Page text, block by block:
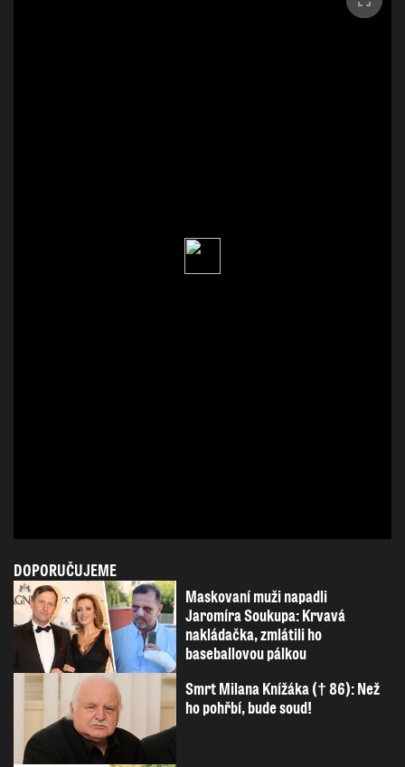
DOPORUČUJEME
Maskovaní muži napadli
Jaromíra Soukupa: Krvavá
nakládačka, zmlátili ho
baseballovou pálkou
Smrt Milana Knížáka († 86): Než
ho pohřbí, bude soud!